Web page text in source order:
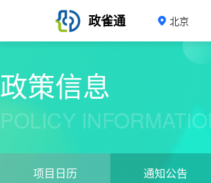
政雀通 北京
政策信息
POLICY
项目日历 通知公告